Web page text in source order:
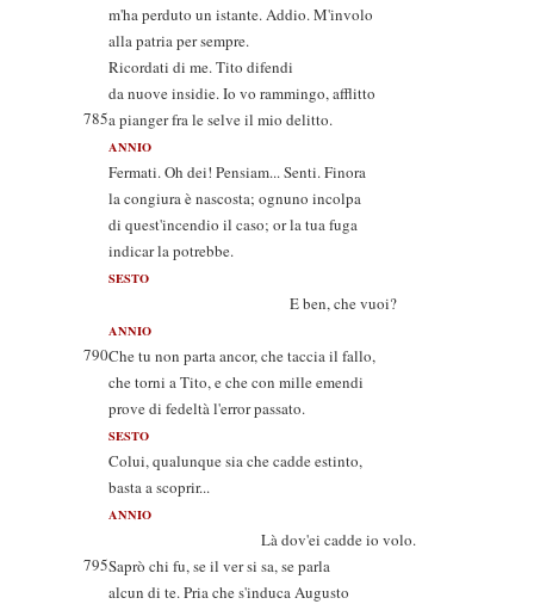
m'ha perduto un istante. Addio. M'involo
alla patria per sempre.
Ricordati di me. Tito difendi
da nuove insidie. Io vo rammingo, afflitto
785a pianger fra le selve il mio delitto.
ANNIO
Fermati. Oh dei! Pensiam... Senti. Finora
la congiura è nascosta; ognuno incolpa
di quest'incendio il caso; or la tua fuga
indicar la potrebbe.
SESTO
E ben, che vuoi?
ANNIO
790Che tu non parta ancor, che taccia il fallo,
che torni a Tito, e che con mille emendi
prove di fedeltà l'error passato.
SESTO
Colui, qualunque sia che cadde estinto,
basta a scoprir...
ANNIO
Là dov'ei cadde io volo.
795Saprò chi fu, se il ver si sa, se parla
alcun di te. Pria che s'induca Augusto